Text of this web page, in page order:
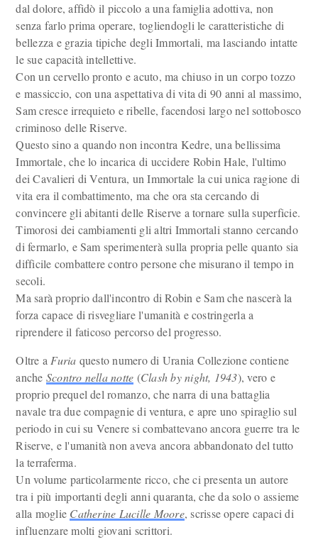
dal dolore, affidò il piccolo a una famiglia adottiva, non
senza farlo prima operare, togliendogli le caratteristiche di
bellezza e grazia tipiche degli Immortali, ma lasciando intatte
le sue capacità intellettive.
Con un cervello pronto e acuto, ma chiuso in un corpo tozzo
e massiccio, con una aspettativa di vita di 90 anni al massimo,
Sam cresce irrequieto e ribelle, facendosi largo nel sottobosco
criminoso delle Riserve.
Questo sino a quando non incontra Kedre, una bellissima
Immortale, che lo incarica di uccidere Robin Hale, l'ultimo
dei Cavalieri di Ventura, un Immortale la cui unica ragione di
vita era il combattimento, ma che ora sta cercando di
convincere gli abitanti delle Riserve a tornare sulla superficie.
Timorosi dei cambiamenti gli altri Immortali stanno cercando
di fermarlo, e Sam sperimenterà sulla propria pelle quanto sia
difficile combattere contro persone che misurano il tempo in
secoli.
Ma sarà proprio dall'incontro di Robin e Sam che nascerà la
forza capace di risvegliare l'umanità e costringerla a
riprendere il faticoso percorso del progresso.
Oltre a Furia questo numero di Urania Collezione contiene
anche Scontro nella notte (Clash by night, 1943), vero e
proprio prequel del romanzo, che narra di una battaglia
navale tra due compagnie di ventura, e apre uno spiraglio sul
periodo in cui su Venere si combattevano ancora guerre tra le
Riserve, e l'umanità non aveva ancora abbandonato del tutto
la terraferma.
Un volume particolarmente ricco, che ci presenta un autore
tra i più importanti degli anni quaranta, che da solo o assieme
alla moglie Catherine Lucille Moore, scrisse opere capaci di
influenzare molti giovani scrittori.